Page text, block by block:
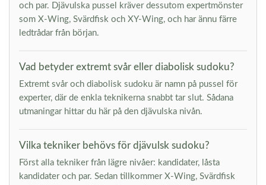
och par. Djävulska pussel kräver dessutom expertmönster
som X-Wing, Svärdfisk och XY-Wing, och har ännu färre
ledtrådar från början.
Vad betyder extremt svår eller diabolisk sudoku?
Extremt svår och diabolisk sudoku är namn på pussel för
experter, där de enkla teknikerna snabbt tar slut. Sådana
utmaningar hittar du här på den djävulska nivån.
Vilka tekniker behövs för djävulsk sudoku?
Först alla tekniker från lägre nivåer: kandidater, låsta
kandidater och par. Sedan tillkommer X-Wing, Svärdfisk